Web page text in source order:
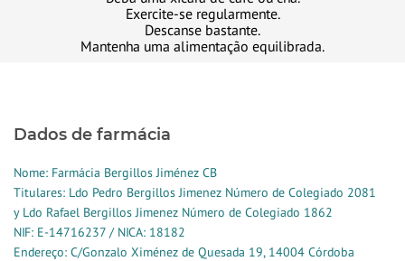
Exercite-se regularmente.
Descanse bastante.
Mantenha uma alimentação equilibrada.
Dados de farmácia
Nome: Farmácia Bergillos Jiménez CB
Titulares: Ldo Pedro Bergillos Jimenez Número de Colegiado 2081
y Ldo Rafael Bergillos Jimenez Número de Colegiado 1862
NIF: E-14716237 / NICA: 18182
Endereço: C/Gonzalo Ximénez de Quesada 19, 14004 Córdoba